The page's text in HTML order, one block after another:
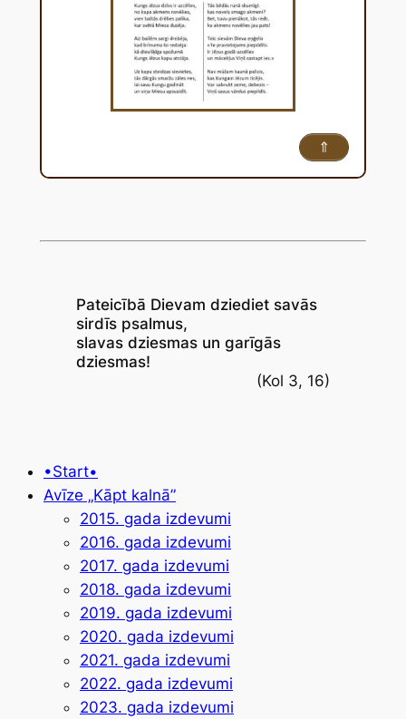
⇑
Pateicībā Dievam dziediet savās
sirdīs psalmus,
slavas dziesmas un garīgās
dziesmas!
(Kol 3, 16)
•Start•
Avīze „Kāpt kalnā”
2015. gada izdevumi
2016. gada izdevumi
2017. gada izdevumi
2018. gada izdevumi
2019. gada izdevumi
2020. gada izdevumi
2021. gada izdevumi
2022. gada izdevumi
2023. gada izdevumi